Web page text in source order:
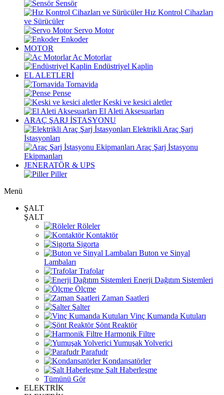
Sensör
Hız Kontrol Cihazları
ve Sürücüler
Servo Motor
Enkoder
MOTOR
Ac Motorlar
Endüstriyel Kaplin
EL ALETLERİ
Tornavida
Pense
Keski ve kesici aletler
El Aleti Aksesuarları
ARAÇ ŞARJ İSTASYONU
Elektrikli Araç Şarj
İstasyonları
Araç Şarj İstasyonu
Ekipmanları
JENERATÖR & UPS
Piller
Menü
ŞALT
ŞALT
Röleler
Kontaktör
Sigorta
Buton ve Sinyal
Lambaları
Trafolar
Enerji Dağıtım Sistemleri
Ölçme
Zaman Saatleri
Şalter
Vinç Kumanda Kutuları
Şönt Reaktör
Harmonik Filtre
Yumuşak Yolverici
Parafudr
Kondansatörler
Şalt Haberleşme
Tümünü Gör
ELEKTRİK